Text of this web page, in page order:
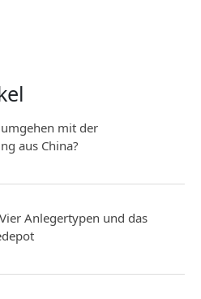
mit der
aus China?
Anlegertypen und das